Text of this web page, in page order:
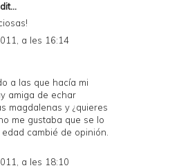
a les 16:14
a las que hacía mi
amiga de echar
magdalenas y ¿quieres
me gustaba que se lo
edad cambié de opinión.
a les 18:10